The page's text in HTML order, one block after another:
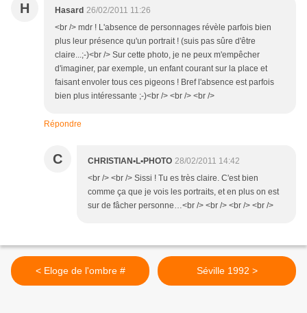
H Hasard 26/02/2011 11:26
<br /> mdr ! L'absence de personnages révèle parfois bien
plus leur présence qu'un portrait ! (suis pas sûre d'être
claire...;-)<br /> Sur cette photo, je ne peux m'empêcher
d'imaginer, par exemple, un enfant courant sur la place et
faisant envoler tous ces pigeons ! Bref l'absence est parfois
bien plus intéressante ;-)<br /> <br /> <br />
Répondre
C CHRISTIAN•L•PHOTO 28/02/2011 14:42
<br /> <br /> Sissi ! Tu es très claire. C'est bien
comme ça que je vois les portraits, et en plus on est
sur de fâcher personne…<br /> <br /> <br /> <br />
< Eloge de l'ombre # Séville 1992 >